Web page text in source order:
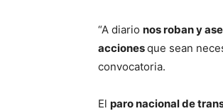
“A diario nos roban y
accionesque sean
convocatoria.
El paro nacional de